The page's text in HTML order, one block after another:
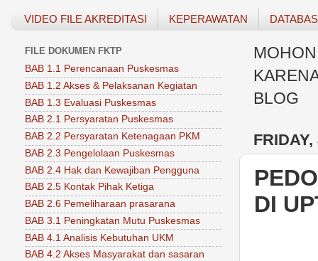
VIDEO FILE AKREDITASI KEPERAWATAN
BLOG
DI
FILE DOKUMEN FKTP
BAB 1.1 Perencanaan Puskesmas
BAB 1.2 Akses & Pelaksanan Kegiatan
BAB 1.3 Evaluasi Puskesmas
BAB 2.1 Persyaratan Puskesmas
BAB 2.2 Persyaratan Ketenagaan PKM
BAB 2.3 Pengelolaan Puskesmas
BAB 2.4 Hak dan Kewajiban Pengguna
BAB 2.5 Kontak Pihak Ketiga
BAB 2.6 Pemeliharaan prasarana
BAB 3.1 Peningkatan Mutu Puskesmas
BAB 4.1 Analisis Kebutuhan UKM
BAB 4.2 Akses Masyarakat dan sasaran